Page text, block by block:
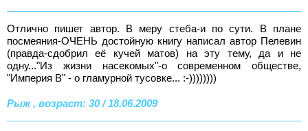
Отлично пишет автор. В меру стеба-и по сути. В плане
посмеяния-ОЧЕНЬ достойную книгу написал автор Пелевин
(правда-сдобрил её кучей матов) на эту тему, да и не
одну..."Из жизни насекомых"-о современном обществе,
"Империя В" - о гламурной тусовке... :-))))))))
Рыж , возраст: 30 / 18.06.2009